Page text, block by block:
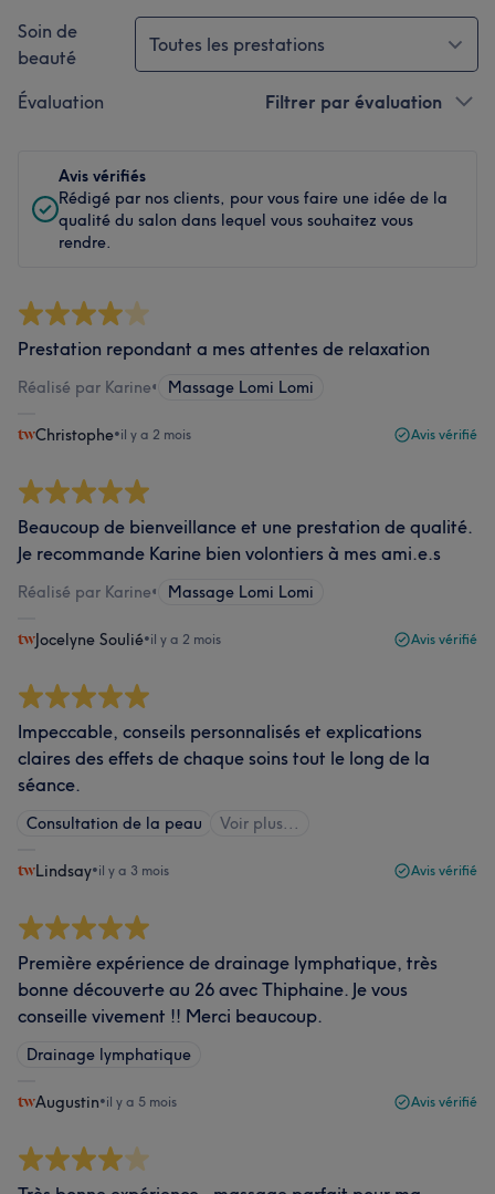
Soin de
beauté
Toutes les prestations
Évaluation Filtrer par évaluation
Avis vérifiés
Rédigé par nos clients, pour vous faire une idée de la
qualité du salon dans lequel vous souhaitez vous
rendre.
Prestation repondant a mes attentes de relaxation
Réalisé par Karine• Massage Lomi Lomi
Christophe•il y a 2 mois Avis vérifié
Beaucoup de bienveillance et une prestation de qualité.
Je recommande Karine bien volontiers à mes ami.e.s
Réalisé par Karine• Massage Lomi Lomi
Jocelyne Soulié•il y a 2 mois Avis vérifié
Impeccable, conseils personnalisés et explications
claires des effets de chaque soins tout le long de la
séance.
Consultation de la peau Voir plus...
Lindsay•il y a 3 mois Avis vérifié
Première expérience de drainage lymphatique, très
bonne découverte au 26 avec Thiphaine. Je vous
conseille vivement !! Merci beaucoup.
Drainage lymphatique
Augustin•il y a 5 mois Avis vérifié